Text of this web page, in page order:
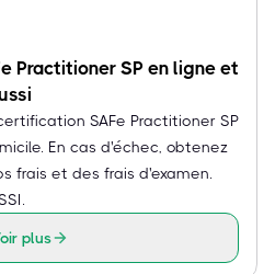
Practitioner SP en ligne et
SAFe Practitioner SP
En cas d'échec, obtenez
frais et des frais d'examen.
plus